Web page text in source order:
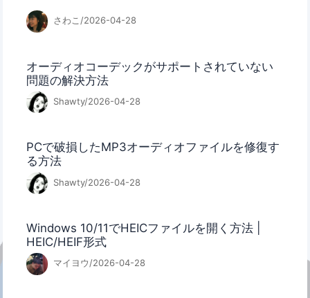
さわこ/2026-04-28
オーディオコーデックがサポートされていない
問題の解決方法
Shawty/2026-04-28
PCで破損したMP3オーディオファイルを修復す
る方法
Shawty/2026-04-28
Windows 10/11でHEICファイルを開く方法 |
HEIC/HEIF形式
マイヨウ/2026-04-28